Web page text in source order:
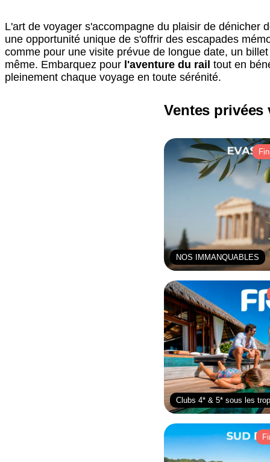
L'art de voyager s'accompagne du plaisir de dénicher
une opportunité unique de s'offrir des escapades
comme pour une visite prévue de longue date, un
même. Embarquez pour l'aventure du rail tout en
pleinement chaque voyage en toute sérénité.
Ventes privées
NOS IMMANQUABLES
Clubs 4* & 5* sous les